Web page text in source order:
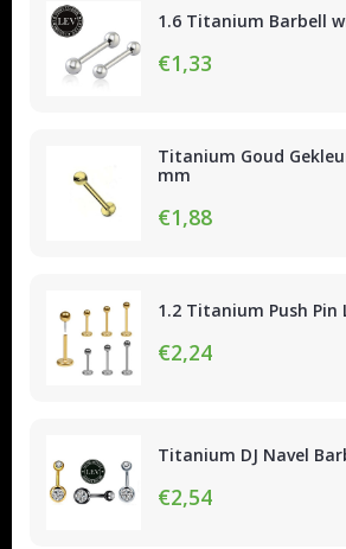
1.6 Titanium Barbell
€1,33
Titanium Goud
mm
€1,88
1.2 Titanium Push Pin
€2,24
Titanium DJ Navel
€2,54